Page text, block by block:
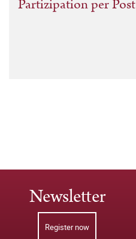
Partizipation per Post
Newsletter
Register now